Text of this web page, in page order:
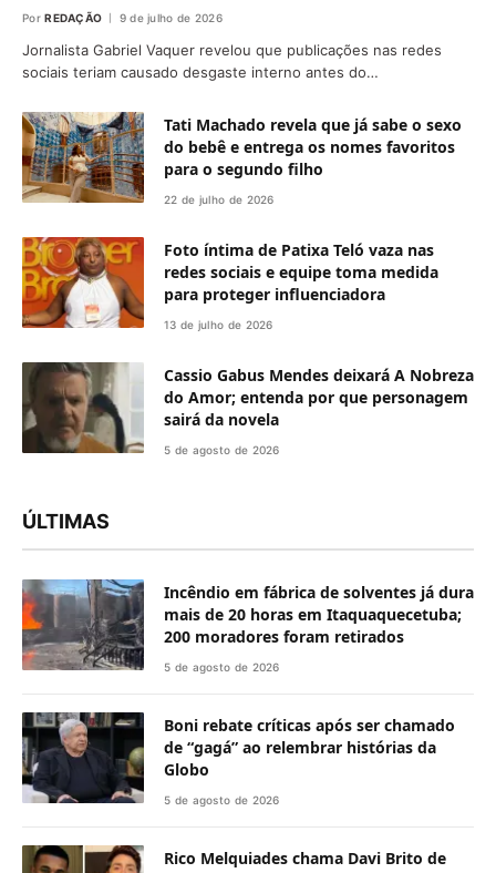
Por REDAÇÃO 9 de julho de 2026
Jornalista Gabriel Vaquer revelou que publicações nas redes
sociais teriam causado desgaste interno antes do…
Tati Machado revela que já sabe o sexo
do bebê e entrega os nomes favoritos
para o segundo filho
22 de julho de 2026
Foto íntima de Patixa Teló vaza nas
redes sociais e equipe toma medida
para proteger influenciadora
13 de julho de 2026
Cassio Gabus Mendes deixará A Nobreza
do Amor; entenda por que personagem
sairá da novela
5 de agosto de 2026
ÚLTIMAS
Incêndio em fábrica de solventes já dura
mais de 20 horas em Itaquaquecetuba;
200 moradores foram retirados
5 de agosto de 2026
Boni rebate críticas após ser chamado
de “gagá” ao relembrar histórias da
Globo
5 de agosto de 2026
Rico Melquiades chama Davi Brito de